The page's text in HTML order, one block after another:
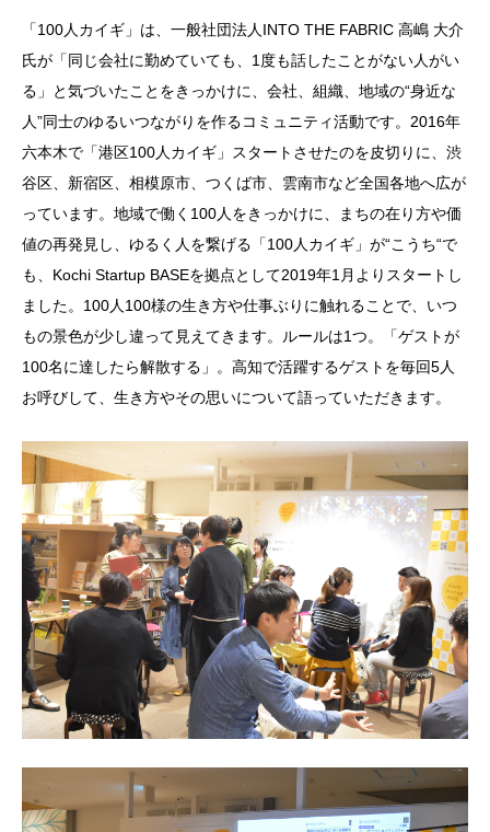
「100人カイギ」は、一般社団法人INTO THE FABRIC 高嶋 大介
氏が「同じ会社に勤めていても、1度も話したことがない人がい
る」と気づいたことをきっかけに、会社、組織、地域の“身近な
人”同士のゆるいつながりを作るコミュニティ活動です。2016年
六本木で「港区100人カイギ」スタートさせたのを皮切りに、渋
谷区、新宿区、相模原市、つくば市、雲南市など全国各地へ広が
っています。地域で働く100人をきっかけに、まちの在り方や価
値の再発見し、ゆるく人を繋げる「100人カイギ」が“こうち“で
も、Kochi Startup BASEを拠点として2019年1月よりスタートし
ました。100人100様の生き方や仕事ぶりに触れることで、いつ
もの景色が少し違って見えてきます。ルールは1つ。「ゲストが
100名に達したら解散する」。高知で活躍するゲストを毎回5人
お呼びして、生き方やその思いについて語っていただきます。